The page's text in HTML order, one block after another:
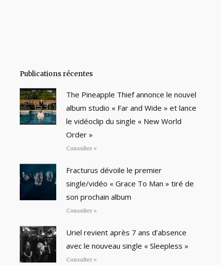
Publications récentes
The Pineapple Thief annonce le nouvel
album studio « Far and Wide » et lance
le vidéoclip du single « New World
Order »
Consulter »
Fracturus dévoile le premier
single/vidéo « Grace To Man » tiré de
son prochain album
Consulter »
Uriel revient après 7 ans d’absence
avec le nouveau single « Sleepless »
Consulter »